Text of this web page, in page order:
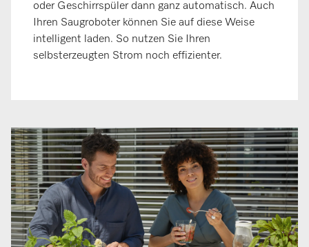
oder Geschirrspüler dann ganz automatisch. Auch
Ihren Saugroboter können Sie auf diese Weise
intelligent laden. So nutzen Sie Ihren
selbsterzeugten Strom noch effizienter.